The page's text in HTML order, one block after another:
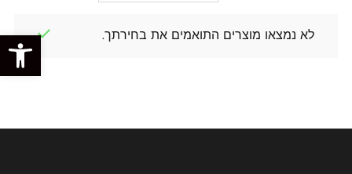
פתח סרגל נגישות לא נמצאו מוצרים התואמים את בחירתך.